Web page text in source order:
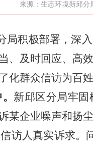
来源：生态环境新邱分
局积极部署，深
、及时回应、高
化群众信访为百姓
新邱区分局牢固
某企业噪声和扬
访人真实诉求